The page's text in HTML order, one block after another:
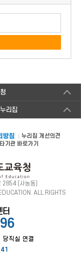
리집
방침
누리집 개선의견
타기관 바로가기
2854 (사농동)
ALL RIGHTS
터
직실 연결